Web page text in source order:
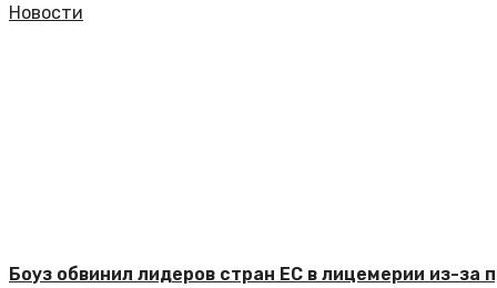
Новости
Боуз обвинил лидеров стран ЕС в лицемерии из-